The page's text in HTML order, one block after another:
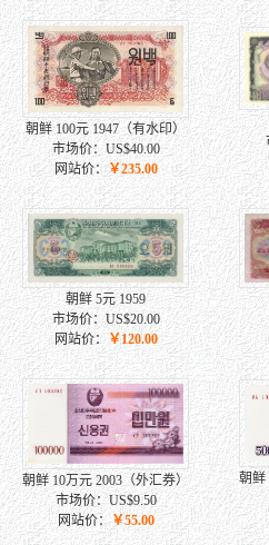
朝鲜 100元 1947（有水印）
市场价：US$40.00
网站价：￥235.00
朝鲜 5元 1959
市场价：US$20.00
网站价： ￥120.00
朝鲜 10万元 2003（外汇券）
市场价：US$9.50
网站价：￥55.00
朝鲜